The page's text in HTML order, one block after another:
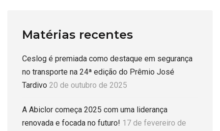
Matérias recentes
Ceslog é premiada como destaque em segurança
no transporte na 24ª edição do Prêmio José
Tardivo 20 de outubro de 2025
A Abiclor começa 2025 com uma liderança
renovada e focada no futuro! 17 de fevereiro de